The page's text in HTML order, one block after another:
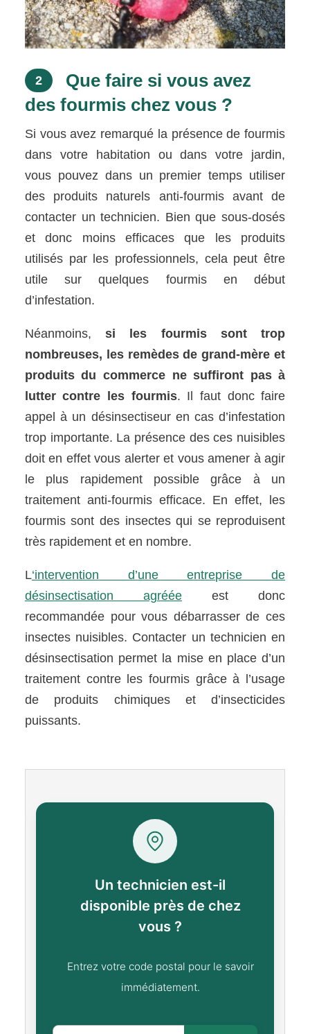
2
Que faire si vous avez
des fourmis chez vous ?
Si vous avez remarqué la présence de fourmis
dans votre habitation ou dans votre jardin,
vous pouvez dans un premier temps utiliser
des produits naturels anti-fourmis avant de
contacter un technicien. Bien que sous-dosés
et donc moins efficaces que les produits
utilisés par les professionnels, cela peut être
utile sur quelques fourmis en début
d’infestation.
Néanmoins,si les fourmis sont trop
nombreuses, les remèdes de grand-mère et
produits du commerce ne suffiront pas à
lutter contre les fourmis. Il faut donc faire
appel à un désinsectiseur en cas d’infestation
trop importante. La présence des ces nuisibles
doit en effet vous alerter et vous amener à agir
le plus rapidement possible grâce à un
traitement anti-fourmis efficace. En effet, les
fourmis sont des insectes qui se reproduisent
très rapidement et en nombre.
L‘intervention d’une entreprise de
désinsectisation agrééeest donc
recommandée pour vous débarrasser de ces
insectes nuisibles. Contacter un technicien en
désinsectisation permet la mise en place d’un
traitement contre les fourmis grâce à l’usage
de produits chimiques et d’insecticides
puissants.
Un technicien est-il
disponible près de chez
vous ?
Entrez votre code postal pour le savoir
immédiatement.